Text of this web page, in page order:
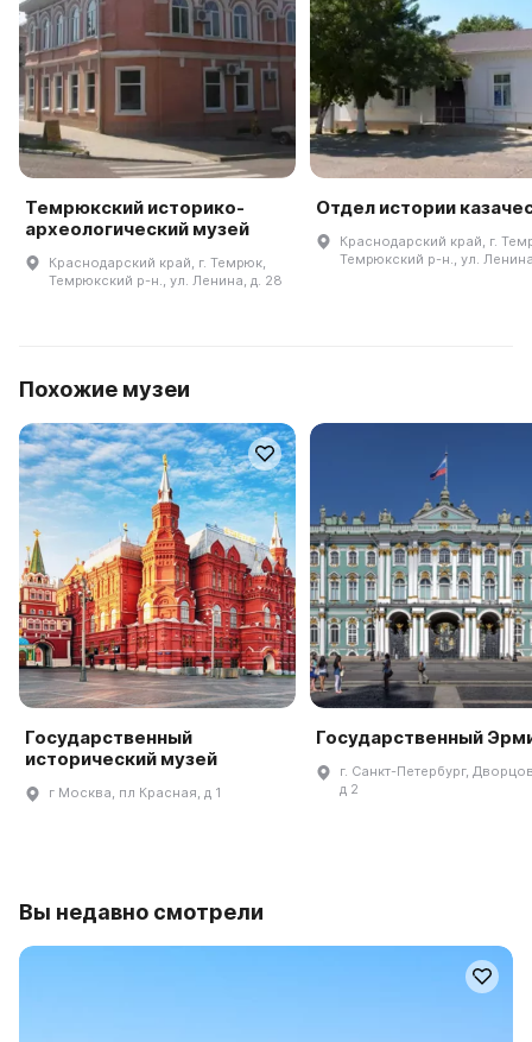
Темрюкский историко-
археологический музей
Краснодарский край, г. Темрюк,
Темрюкский р-н., ул. Ленина, д. 28
Отдел истории
Краснодарский край, г.
Темрюкский р-н., ул.
Похожие музеи
Государственный
исторический музей
г Москва, пл Красная, д 1
Государственный
г. Санкт-Петербург,
д 2
Вы недавно смотрели